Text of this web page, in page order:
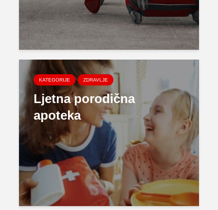
KATEGORIJE ZDRAVLJE
Ljetna porodična
apoteka